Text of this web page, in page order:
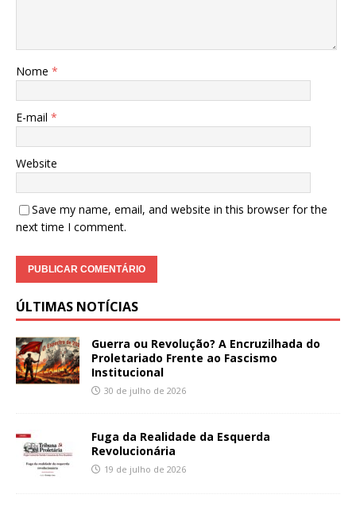
Nome *
E-mail *
Website
Save my name, email, and website in this browser for the
next time I comment.
ÚLTIMAS NOTÍCIAS
Guerra ou Revolução? A Encruzilhada do
Proletariado Frente ao Fascismo
Institucional
30 de julho de 2026
Fuga da Realidade da Esquerda
Revolucionária
19 de julho de 2026